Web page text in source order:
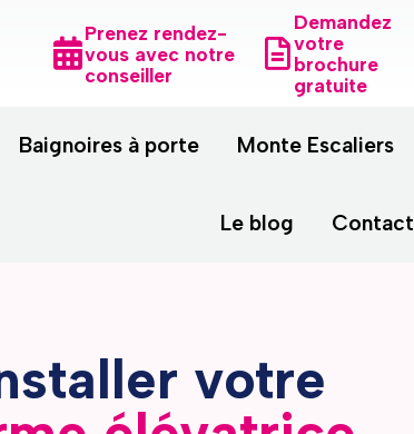
Prenez rendez-
vous avec notre
conseiller
Demandez
votre
brochure
gratuite
Baignoires à porte Monte Escaliers
Le blog Contact
votre